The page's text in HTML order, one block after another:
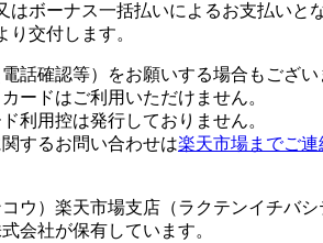
はボーナス一括払いによるお支払いと
交付します。
話確認等）をお願いする場合もござい
ードはご利用いただけません。
利用控は発行しておりません。
するお問い合わせは楽天市場までご連
ウ）楽天市場支店（ラクテンイチバ
会社が保有しています。